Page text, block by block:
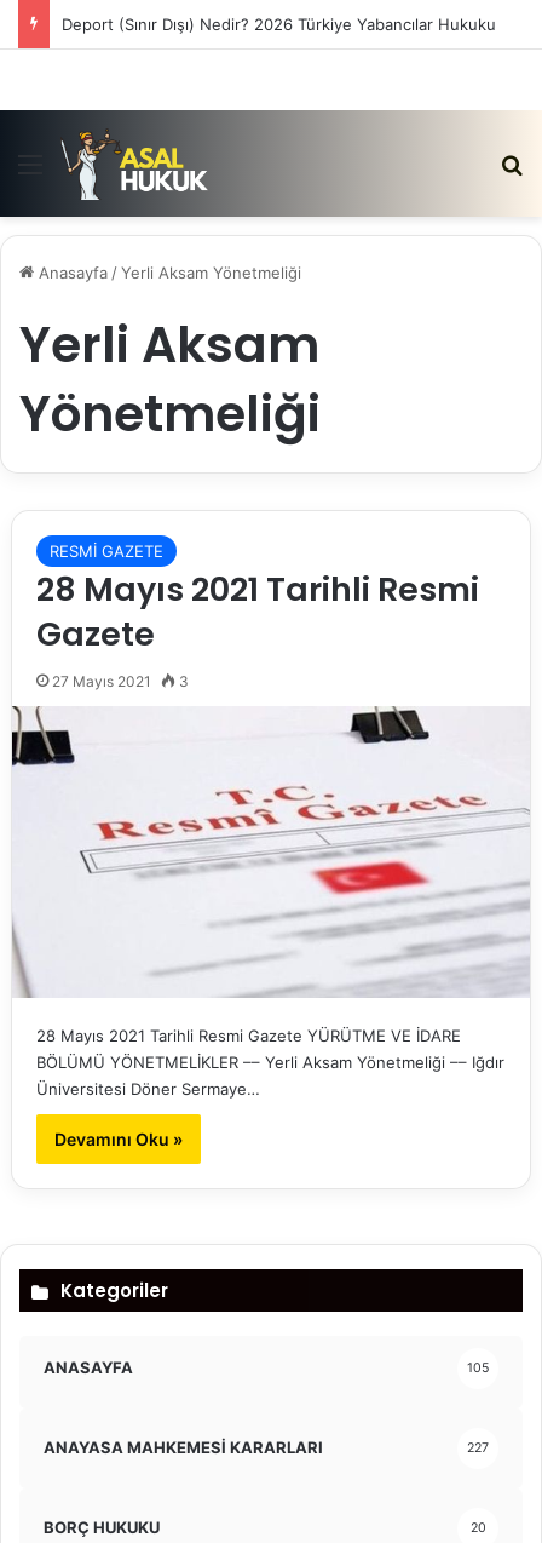
Deport (Sınır Dışı) Nedir? 2026 Türkiye Yabancılar Hukuku
Menü
Anasayfa /Yerli Aksam Yönetmeliği
Yerli Aksam
Yönetmeliği
RESMİ GAZETE
28 Mayıs 2021 Tarihli Resmi
Gazete
27 Mayıs 2021 3
28 Mayıs 2021 Tarihli Resmi Gazete YÜRÜTME VE İDARE
BÖLÜMÜ YÖNETMELİKLER –– Yerli Aksam Yönetmeliği –– Iğdır
Üniversitesi Döner Sermaye…
Devamını Oku »
Kategoriler
ANASAYFA 105
ANAYASA MAHKEMESİ KARARLARI 227
BORÇ HUKUKU 20